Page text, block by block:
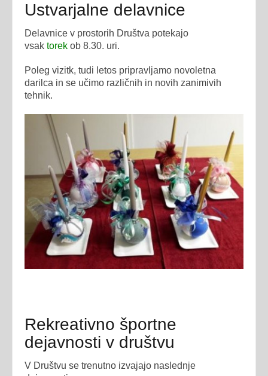
Ustvarjalne delavnice
Delavnice v prostorih Društva potekajo
vsak torek ob 8.30. uri.
Poleg vizitk, tudi letos pripravljamo novoletna
darilca in se učimo različnih in novih zanimivih
tehnik.
Rekreativno športne
dejavnosti v društvu
V Društvu se trenutno izvajajo naslednje